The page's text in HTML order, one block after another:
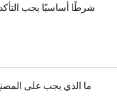
ما الذي يجب على